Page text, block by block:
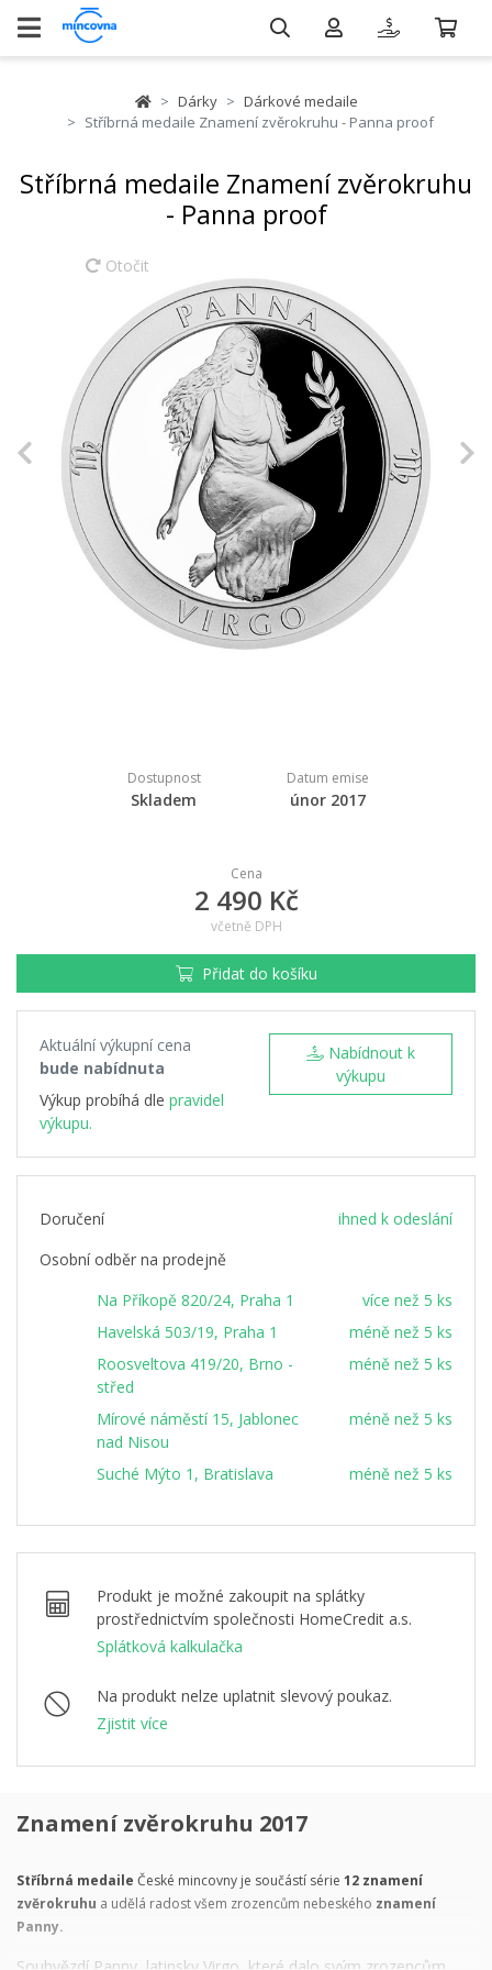
Dárky
Dárkové medaile
Stříbrná medaile Znamení zvěrokruhu - Panna proof
Stříbrná medaile Znamení zvěrokruhu
- Panna proof
Otočit
Previous
Dostupnost
Skladem
Datum emise
únor 2017
Cena
2 490 Kč
včetně DPH
Přidat do košíku
Aktuální výkupní cena
bude nabídnuta
Výkup probíhá dle pravidel
výkupu.
výkupu
Doručení
ihned k odeslání
Osobní odběr na prodejně
Na Příkopě 820/24, Praha 1
více než 5 ks
Havelská 503/19, Praha 1
méně než 5 ks
Roosveltova 419/20, Brno -
střed
méně než 5 ks
Mírové náměstí 15, Jablonec
nad Nisou
méně než 5 ks
Suché Mýto 1, Bratislava méně než 5 ks
Produkt je možné zakoupit na splátky
prostřednictvím společnosti HomeCredit a.s.
Splátková kalkulačka
Na produkt nelze uplatnit slevový poukaz.
Zjistit více
Znamení zvěrokruhu 2017
Stříbrná medaile České mincovny je součástí série 12 znamení
zvěrokruhu a udělá radost všem zrozencům nebeského znamení
Panny.